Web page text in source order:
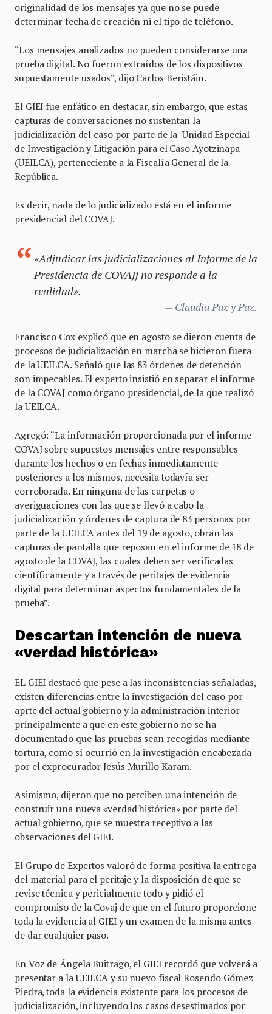
originalidad de los mensajes ya que no se puede
determinar fecha de creación ni el tipo de teléfono.
“Los mensajes analizados no pueden considerarse una
prueba digital. No fueron extraídos de los dispositivos
supuestamente usados”, dijo Carlos Beristáin.
El GIEI fue enfático en destacar, sin embargo, que estas
capturas de conversaciones no sustentan la
judicialización del caso por parte de la Unidad Especial
de Investigación y Litigación para el Caso Ayotzinapa
(UEILCA), perteneciente a la Fiscalía General de la
República.
Es decir, nada de lo judicializado está en el informe
presidencial del COVAJ.
«Adjudicar las judicializaciones al Informe de la
Presidencia de COVAJj no responde a la
realidad».
Claudia Paz y Paz.
Francisco Cox explicó que en agosto se dieron cuenta de
procesos de judicialización en marcha se hicieron fuera
de la UEILCA. Señaló que las 83 órdenes de detención
son impecables. El experto insistió en separar el informe
de la COVAJ como órgano presidencial, de la que realizó
la UEILCA.
Agregó: “La información proporcionada por el informe
COVAJ sobre supuestos mensajes entre responsables
durante los hechos o en fechas inmediatamente
posteriores a los mismos, necesita todavía ser
corroborada. En ninguna de las carpetas o
averiguaciones con las que se llevó a cabo la
judicialización y órdenes de captura de 83 personas por
parte de la UEILCA antes del 19 de agosto, obran las
capturas de pantalla que reposan en el informe de 18 de
agosto de la COVAJ, las cuales deben ser verificadas
científicamente y a través de peritajes de evidencia
digital para determinar aspectos fundamentales de la
prueba”.
Descartan intención de nueva
«verdad histórica»
EL GIEI destacó que pese a las inconsistencias señaladas,
existen diferencias entre la investigación del caso por
aprte del actual gobierno y la administración interior
principalmente a que en este gobierno no se ha
documentado que las pruebas sean recogidas mediante
tortura, como sí ocurrió en la investigación encabezada
por el exprocurador Jesús Murillo Karam.
Asimismo, dijeron que no perciben una intención de
construir una nueva «verdad histórica» por parte del
actual gobierno, que se muestra receptivo a las
observaciones del GIEI.
El Grupo de Expertos valoró de forma positiva la entrega
del material para el peritaje y la disposición de que se
revise técnica y pericialmente todo y pidió el
compromiso de la Covaj de que en el futuro proporcione
toda la evidencia al GIEI y un examen de la misma antes
de dar cualquier paso.
En Voz de Ángela Buitrago, el GIEI recordó que volverá a
presentar a la UEILCA y su nuevo fiscal Rosendo Gómez
Piedra, toda la evidencia existente para los procesos de
judicialización, incluyendo los casos desestimados por